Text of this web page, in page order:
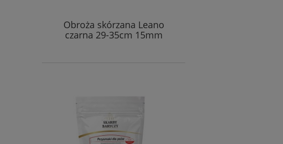
Obroża skórzana Leano
czarna 29-35cm 15mm